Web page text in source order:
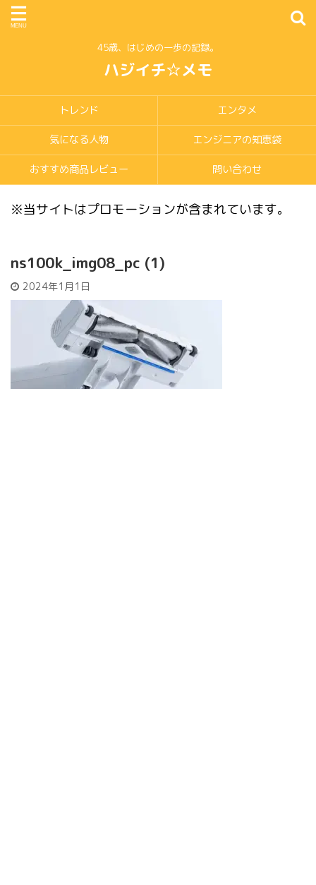
45歳、はじめの一歩の記録。
ハジイチ☆メモ
トレンド エンタメ
気になる人物 エンジニアの知恵袋
おすすめ商品レビュー 問い合わせ
※当サイトはプロモーションが含まれています。
ns100k_img08_pc (1)
2024年1月1日